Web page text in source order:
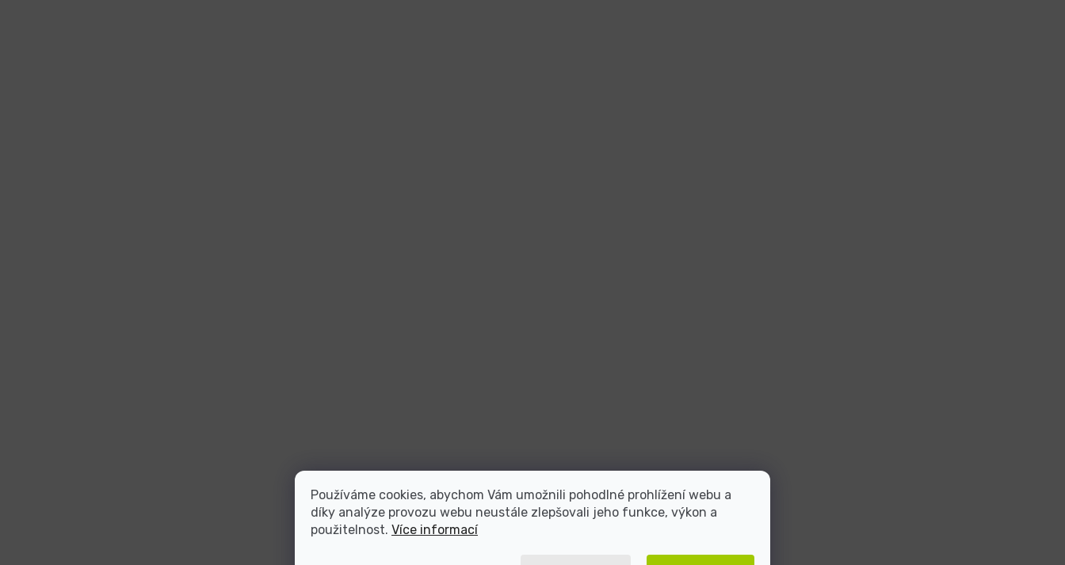
Používáme cookies, abychom Vám umožnili pohodlné prohlížení webu a
díky analýze provozu webu neustále zlepšovali jeho funkce, výkon a
použitelnost. Více informací